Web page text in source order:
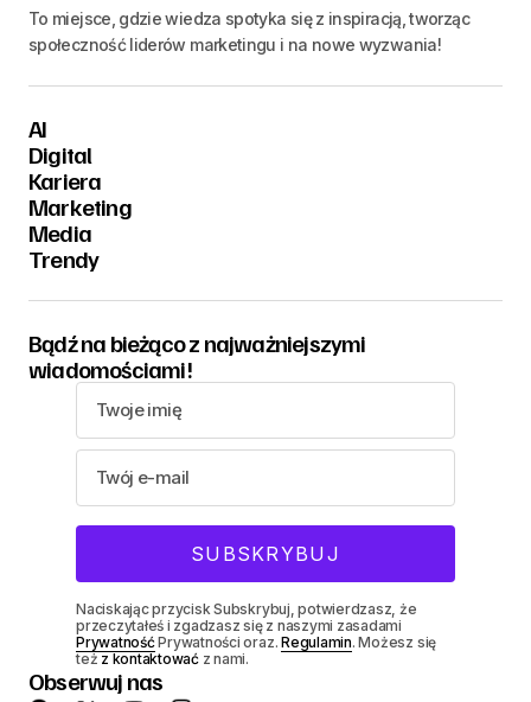
To miejsce, gdzie wiedza spotyka się z inspiracją, tworząc
społeczność liderów marketingu i na nowe wyzwania!
AI
Digital
Kariera
Marketing
Media
Trendy
Bądź na bieżąco z najważniejszymi
wiadomościami!
Naciskając przycisk Subskrybuj, potwierdzasz, że
przeczytałeś i zgadzasz się z naszymi zasadami
PrywatnośćPrywatności oraz.Regulamin. Możesz się
też z kontaktowaćz nami.
Obserwuj nas